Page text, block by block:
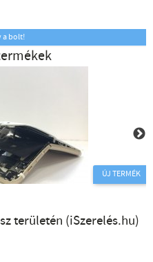
a bolt!
ÚJ TERMÉK
területén (iSzerelés.hu)